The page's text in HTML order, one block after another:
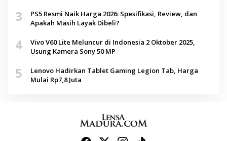
3
PS5 Resmi Naik Harga 2026: Spesifikasi, Review, dan
Apakah Masih Layak Dibeli?
4
Vivo V60 Lite Meluncur di Indonesia 2 Oktober 2025,
Usung Kamera Sony 50 MP
5
Lenovo Hadirkan Tablet Gaming Legion Tab, Harga
Mulai Rp7,8 Juta